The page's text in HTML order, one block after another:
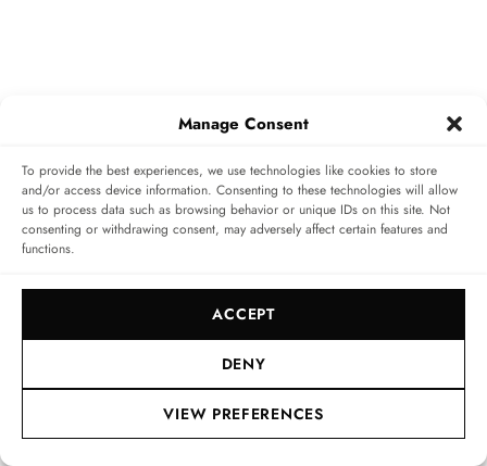
Manage Consent
To provide the best experiences, we use technologies like cookies to store
and/or access device information. Consenting to these technologies will allow
us to process data such as browsing behavior or unique IDs on this site. Not
consenting or withdrawing consent, may adversely affect certain features and
functions.
ACCEPT
DENY
VIEW PREFERENCES
Zurück zu den Wurzeln: die neuen
Classique 7137 und 7337 von Breguet